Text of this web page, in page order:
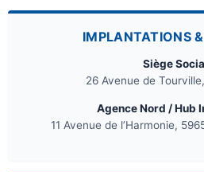
IMPLANTATIONS
Siège
26 Avenue de
Agence Nord / Hub
11 Avenue de l’Harmonie,